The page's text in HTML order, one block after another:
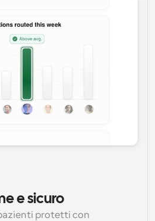
e sicuro
protetti con